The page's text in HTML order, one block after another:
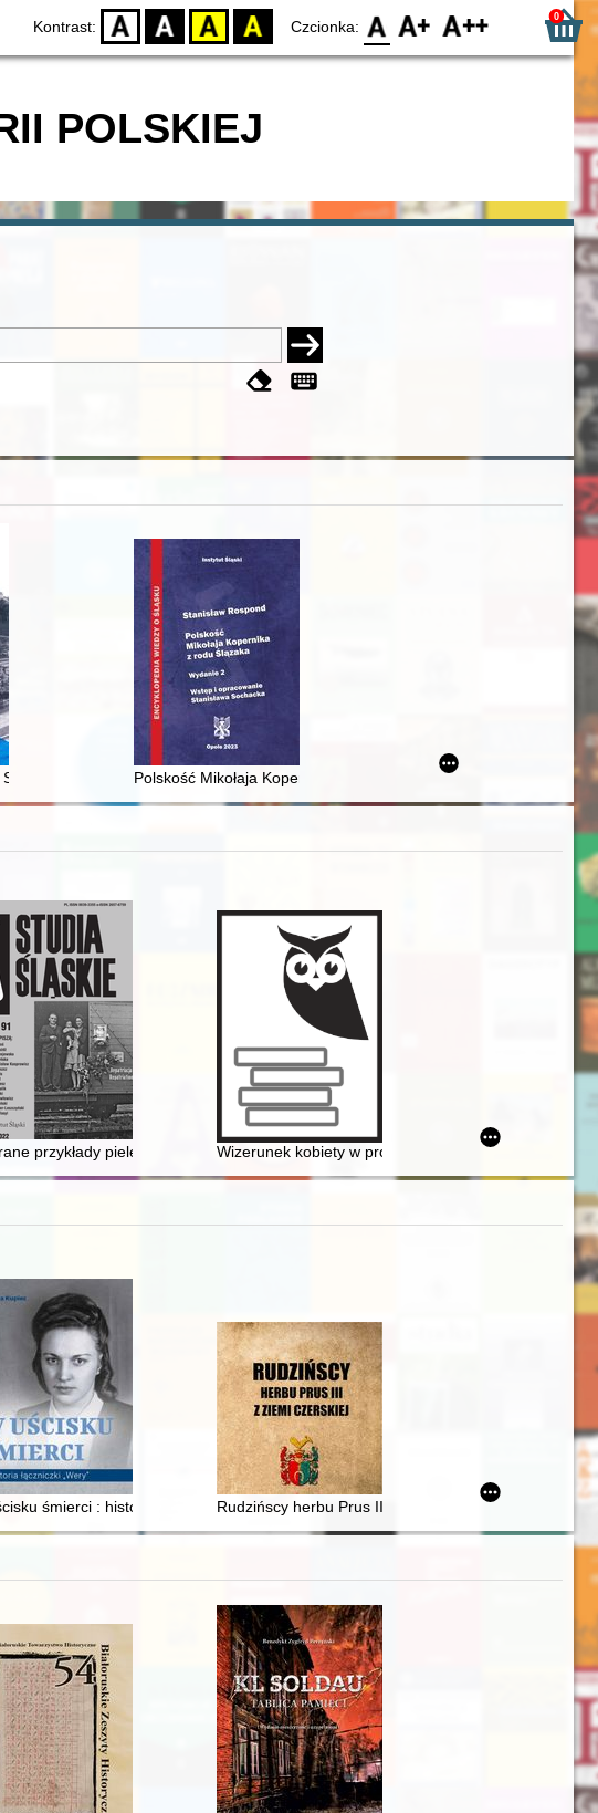
Kontrast: D BW YB BY Czcionka: F0 F1 F2 0
POLSKIEJ
: prestiż finansowy i towarzyski lokalnego mieszczaństwa w 2. poł. XIX w
Polskość Mikołaja Kopernika z rodu Ślązaka
: twórczość Pawła Szefki
przykłady pielęgnowania dziedzictwa Ormian polskich : konteksty śląskie :
Wizerunek kobiety w prowincjonalnej prasie fachowej
epopeja pułkownika Kazimierza Henryka Angermana (1898-1982)
śmierci : historia łączniczki "Wery"Rudzińscy herbu Prus III z ziemi ciechanowskiej w